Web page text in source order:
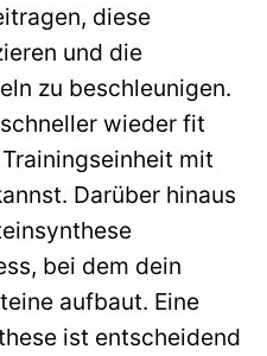
diese
und die
zu beschleunigen.
wieder fit
mit
Darüber hinaus
bei dem dein
aufbaut. Eine
ist entscheidend